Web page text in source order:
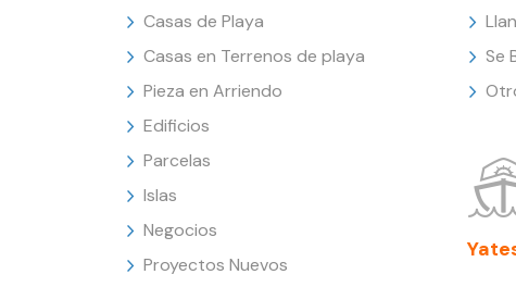
Casas de Playa
Casas en Terrenos de playa
Pieza en Arriendo
Edificios
Parcelas
Islas
Negocios
Proyectos Nuevos
Se